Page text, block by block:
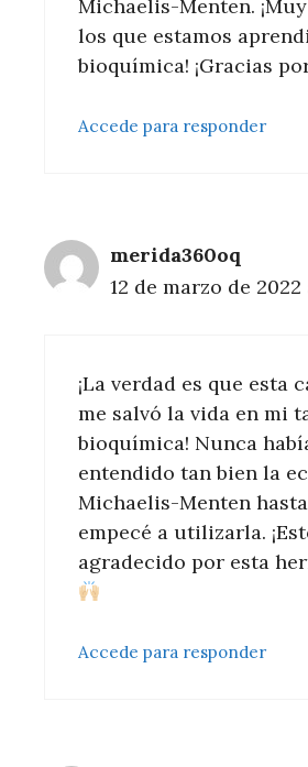
Michaelis-Menten.
los que estamos
bioquímica! ¡Gracias
Accede para responder
merida360oq
12 de marzo de 2022
¡La verdad es que esta
me salvó la vida en mi
bioquímica! Nunca
entendido tan bien la
Michaelis-Menten
empecé a utilizarla.
agradecido por esta
Accede para responder